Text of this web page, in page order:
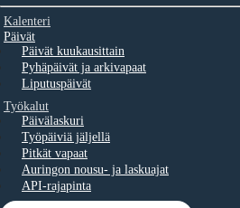
Kalenteri
Päivät
Päivät kuukausittain
Pyhäpäivät ja arkivapaat
Liputuspäivät
Työkalut
Päivälaskuri
Työpäiviä jäljellä
Pitkät vapaat
Auringon nousu- ja laskuajat
API-rajapinta